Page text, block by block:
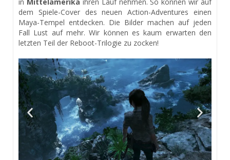
dem Spiele-Cover des neuen Action-Adventures einen
Maya-Tempel entdecken. Die Bilder machen auf jeden
Fall Lust auf mehr. Wir können es kaum erwarten den
letzten Teil der Reboot-Trilogie zu zocken!